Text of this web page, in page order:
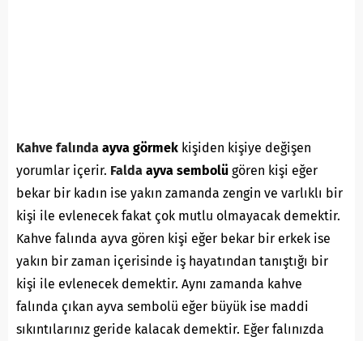
Kahve falında ayva görmek kişiden kişiye değişen
yorumlar içerir. Falda ayva sembolü gören kişi eğer
bekar bir kadın ise yakın zamanda zengin ve varlıklı bir
kişi ile evlenecek fakat çok mutlu olmayacak demektir.
Kahve falında ayva gören kişi eğer bekar bir erkek ise
yakın bir zaman içerisinde iş hayatından tanıştığı bir
kişi ile evlenecek demektir. Aynı zamanda kahve
falında çıkan ayva sembolü eğer büyük ise maddi
sıkıntılarınız geride kalacak demektir. Eğer falınızda